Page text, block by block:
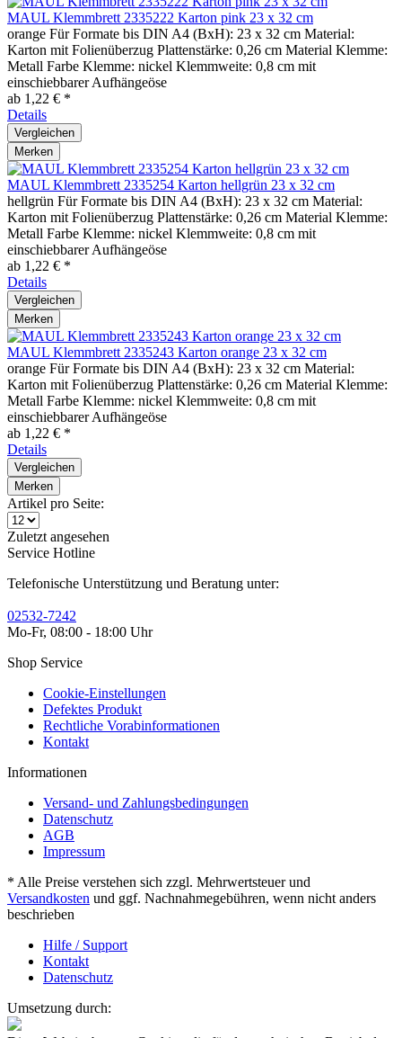
MAUL Klemmbrett 2335222 Karton pink 23 x 32 cm
orange Für Formate bis DIN A4 (BxH): 23 x 32 cm Material:
Karton mit Folienüberzug Plattenstärke: 0,26 cm Material Klemme:
Metall Farbe Klemme: nickel Klemmweite: 0,8 cm mit
einschiebbarer Aufhängeöse
ab 1,22 € *
Details
Vergleichen
Merken
MAUL Klemmbrett 2335254 Karton hellgrün 23 x 32 cm
hellgrün Für Formate bis DIN A4 (BxH): 23 x 32 cm Material:
Karton mit Folienüberzug Plattenstärke: 0,26 cm Material Klemme:
Metall Farbe Klemme: nickel Klemmweite: 0,8 cm mit
einschiebbarer Aufhängeöse
ab 1,22 € *
Details
Vergleichen
Merken
MAUL Klemmbrett 2335243 Karton orange 23 x 32 cm
orange Für Formate bis DIN A4 (BxH): 23 x 32 cm Material:
Karton mit Folienüberzug Plattenstärke: 0,26 cm Material Klemme:
Metall Farbe Klemme: nickel Klemmweite: 0,8 cm mit
einschiebbarer Aufhängeöse
ab 1,22 € *
Details
Vergleichen
Merken
Artikel pro Seite:
Zuletzt angesehen
Service Hotline
Telefonische Unterstützung und Beratung unter:
02532-7242
Mo-Fr, 08:00 - 18:00 Uhr
Shop Service
Cookie-Einstellungen
Defektes Produkt
Rechtliche Vorabinformationen
Kontakt
Informationen
Versand- und Zahlungsbedingungen
Datenschutz
AGB
Impressum
* Alle Preise verstehen sich zzgl. Mehrwertsteuer und
Versandkosten und ggf. Nachnahmegebühren, wenn nicht anders
beschrieben
Hilfe / Support
Kontakt
Datenschutz
Umsetzung durch: